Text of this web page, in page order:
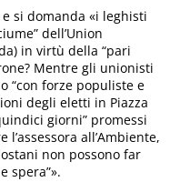
si domanda «i leghisti
dell’Union
in virtù della “pari
Mentre gli unionisti
“con forze populiste e
degli eletti in Piazza
giorni” promessi
all’Ambiente,
non possono far
spera”».